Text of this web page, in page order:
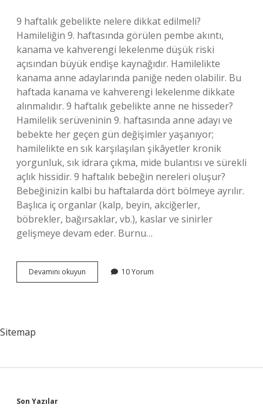
9 haftalık gebelikte nelere dikkat edilmeli?
Hamileliğin 9. haftasında görülen pembe akıntı,
kanama ve kahverengi lekelenme düşük riski
açısından büyük endişe kaynağıdır. Hamilelikte
kanama anne adaylarında paniğe neden olabilir. Bu
haftada kanama ve kahverengi lekelenme dikkate
alınmalıdır. 9 haftalık gebelikte anne ne hisseder?
Hamilelik serüveninin 9. haftasında anne adayı ve
bebekte her geçen gün değişimler yaşanıyor;
hamilelikte en sık karşılaşılan şikâyetler kronik
yorgunluk, sık idrara çıkma, mide bulantısı ve sürekli
açlık hissidir. 9 haftalık bebeğin nereleri oluşur?
Bebeğinizin kalbi bu haftalarda dört bölmeye ayrılır.
Başlıca iç organlar (kalp, beyin, akciğerler,
böbrekler, bağırsaklar, vb.), kaslar ve sinirler
gelişmeye devam eder. Burnu…
Devamını okuyun Hamilelikte
9
10 Yorum
Sitemap
Sidebar
Son Yazılar